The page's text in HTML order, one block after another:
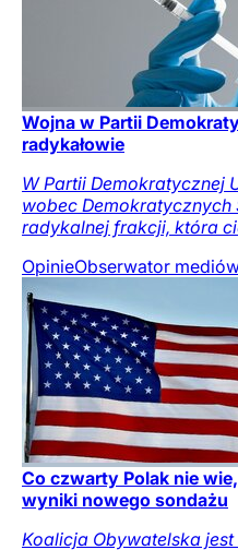
Wojna w Partii
radykałowie
W Partii Demokratycznej
wobec Demokratycznych
radykalnej frakcji, która
OpinieObserwator
Co czwarty Polak nie
wyniki nowego sondażu
Koalicja Obywatelska